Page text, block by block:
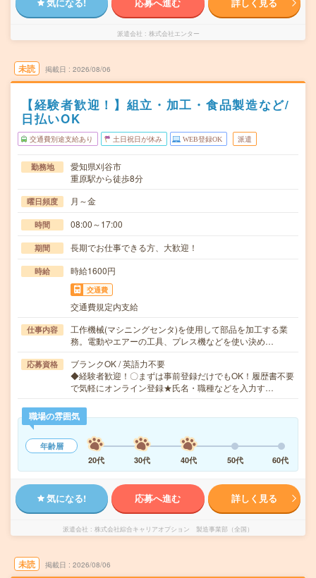
派遣会社 株式会社エンター
未読 掲載日 2026/08/06
【経験者歓迎！】組立・加工・食品製造など/
日払いOK
交通費別途支給あり 土日祝日が休み WEB登録OK 派遣
勤務地
愛知県刈谷市
重原駅から徒歩8分
曜日頻度 月～金
時間 08:00～17:00
期間 長期でお仕事できる方、大歓迎！
時給 時給1600円
交通費
交通費規定内支給
仕事内容
工作機械(マシニングセンタ)を使用して部品を加工する業
務。電動やエアーの工具、プレス機などを使い決め…
応募資格
ブランクOK / 英語力不要
◆経験者歓迎！〇まずは事前登録だけでもOK！履歴書不要
で気軽にオンライン登録★氏名・職種などを入力す…
職場の雰囲気
年齢層
20代
30代 40代 50代 60代
気になる! 応募へ進む 詳しく見る
派遣会社 株式会社綜合キャリアオプション 製造事業部（全国）
未読 掲載日 2026/08/06